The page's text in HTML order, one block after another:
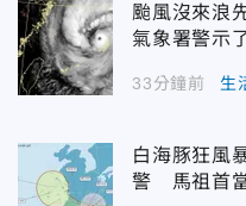
颱風沒來浪
氣象署警示
33分鐘前 生
白海豚狂風
警 馬祖首